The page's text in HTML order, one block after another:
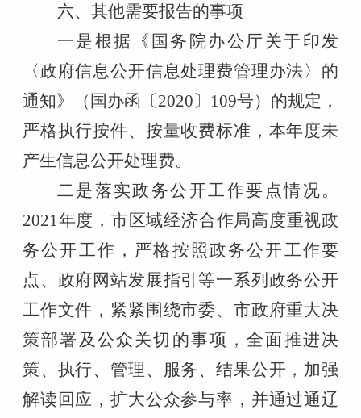
六、其他需要报告的事项
一是根据《国务院办公厅关于印发
〈政府信息公开信息处理费管理办法〉的
通知》（国办函〔2020〕109号）的规定，
严格执行按件、按量收费标准，本年度未
产生信息公开处理费。
二是落实政务公开工作要点情况。
2021年度，市区域经济合作局高度重视政
务公开工作，严格按照政务公开工作要
点、政府网站发展指引等一系列政务公开
工作文件，紧紧围绕市委、市政府重大决
策部署及公众关切的事项，全面推进决
策、执行、管理、服务、结果公开，加强
解读回应，扩大公众参与率 ，并通过通辽